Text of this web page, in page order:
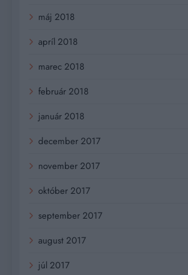
máj 2018
apríl 2018
marec 2018
február 2018
január 2018
december 2017
november 2017
október 2017
september 2017
august 2017
júl 2017